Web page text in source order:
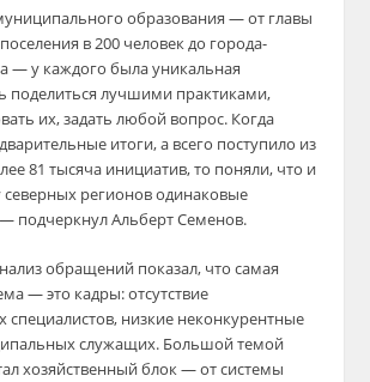
образования — от главы
в 200 человек до города-
— у каждого была уникальная
поделиться лучшими практиками,
их, задать любой вопрос. Когда
итоги, а всего поступило из
81 тысяча инициатив, то поняли, что и
регионов одинаковые
подчеркнул Альберт Семенов.
обращений показал, что самая
— это кадры: отсутствие
низкие неконкурентные
служащих. Большой темой
хозяйственный блок — от системы